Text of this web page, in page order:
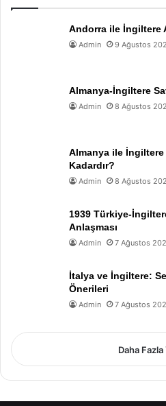
Andorra ile İngiltere
Admin 9 Ağustos
Almanya-İngiltere
Admin 8 Ağustos
Almanya ile İngiltere
Kadardır?
Admin 8 Ağustos
1939 Türkiye-
Anlaşması
Admin 7 Ağustos
İtalya ve İngiltere:
Önerileri
Admin 7 Ağustos
Daha Fazla